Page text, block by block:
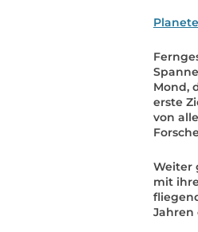
Mond,
erste
von
Weiter
mit
Jahren